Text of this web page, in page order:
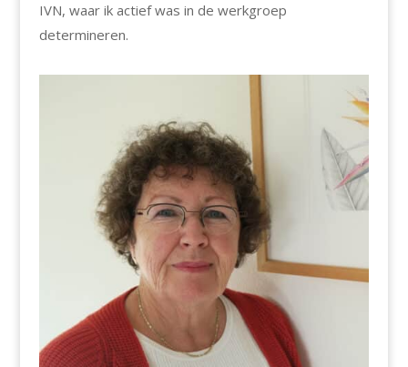
IVN, waar ik actief was in de werkgroep
determineren.